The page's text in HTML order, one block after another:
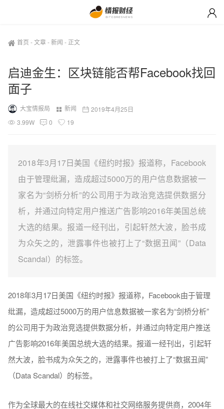
首页 -文章-新闻 - 正文
启迪金生：区块链能否帮Facebook找回
面子
大宝情报局 新闻
2019年4月25日
3.99W
0 19
2018年3月17日美国《纽约时报》报道称，Facebook
由于管理纰漏，造成超过5000万的用户信息数据被一
家名为“剑桥分析”的公司用于为政治竞选提供数据分
析，并通过向特定用户推送广告影响2016年美国总统
大选的结果。报道一经刊出，引起轩然大波，脸书成
为众矢之的，泄露事件也被打上了“数据丑闻”（Data
Scandal）的标签。
2018年3月17日美国《纽约时报》报道称，Facebook由于管理
纰漏，造成超过5000万的用户信息数据被一家名为“剑桥分析”
的公司用于为政治竞选提供数据分析，并通过向特定用户推送
广告影响2016年美国总统大选的结果。报道一经刊出，引起轩
然大波，脸书成为众矢之的，泄露事件也被打上了“数据丑闻”
（Data Scandal）的标签。
作为全球最大的在线社交媒体和社交网络服务提供商，2004年